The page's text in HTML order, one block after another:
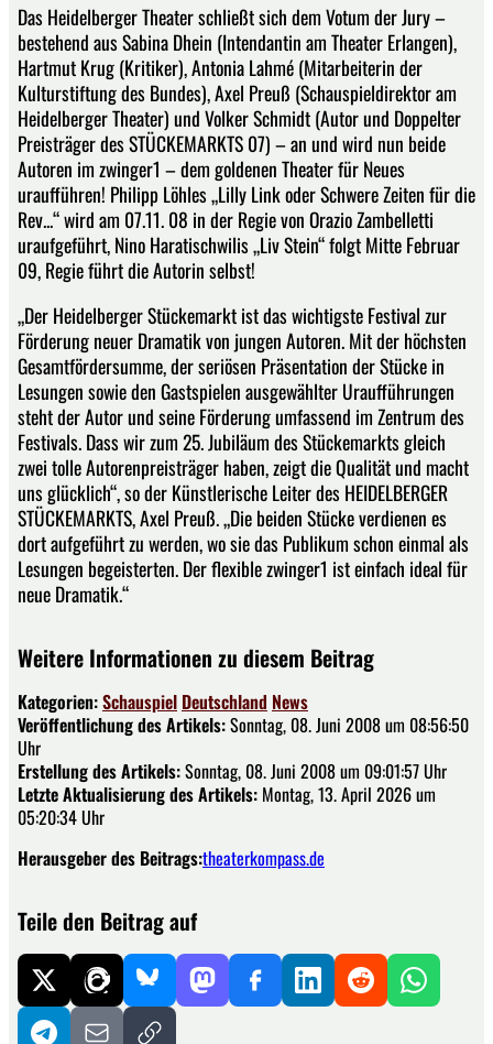
Das Heidelberger Theater schließt sich dem Votum der Jury –
bestehend aus Sabina Dhein (Intendantin am Theater Erlangen),
Hartmut Krug (Kritiker), Antonia Lahmé (Mitarbeiterin der
Kulturstiftung des Bundes), Axel Preuß (Schauspieldirektor am
Heidelberger Theater) und Volker Schmidt (Autor und Doppelter
Preisträger des STÜCKEMARKTS 07) – an und wird nun beide
Autoren im zwinger1 – dem goldenen Theater für Neues
uraufführen! Philipp Löhles „Lilly Link oder Schwere Zeiten für die
Rev...“ wird am 07.11. 08 in der Regie von Orazio Zambelletti
uraufgeführt, Nino Haratischwilis „Liv Stein“ folgt Mitte Februar
09, Regie führt die Autorin selbst!
„Der Heidelberger Stückemarkt ist das wichtigste Festival zur
Förderung neuer Dramatik von jungen Autoren. Mit der höchsten
Gesamtfördersumme, der seriösen Präsentation der Stücke in
Lesungen sowie den Gastspielen ausgewählter Uraufführungen
steht der Autor und seine Förderung umfassend im Zentrum des
Festivals. Dass wir zum 25. Jubiläum des Stückemarkts gleich
zwei tolle Autorenpreisträger haben, zeigt die Qualität und macht
uns glücklich“, so der Künstlerische Leiter des HEIDELBERGER
STÜCKEMARKTS, Axel Preuß. „Die beiden Stücke verdienen es
dort aufgeführt zu werden, wo sie das Publikum schon einmal als
Lesungen begeisterten. Der flexible zwinger1 ist einfach ideal für
neue Dramatik.“
Weitere Informationen zu diesem Beitrag
Kategorien:Schauspiel Deutschland News
Veröffentlichung des Artikels:Sonntag, 08. Juni 2008 um 08:56:50
Uhr
Erstellung des Artikels:Sonntag, 08. Juni 2008 um 09:01:57 Uhr
Letzte Aktualisierung des Artikels: Montag, 13. April 2026 um
05:20:34 Uhr
Herausgeber des Beitrags:theaterkompass.de
Teile den Beitrag auf